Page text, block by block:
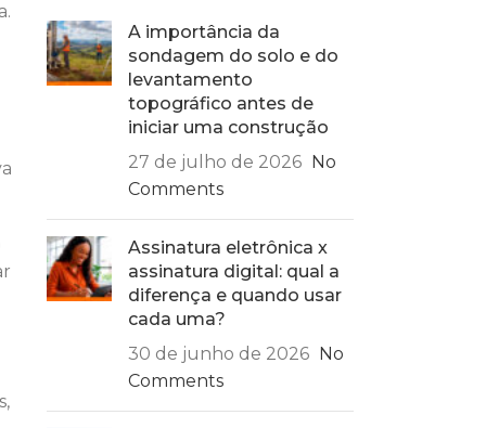
A importância da
sondagem do solo e do
levantamento
topográfico antes de
iniciar uma construção
27 de julho de 2026 No
Comments
Assinatura eletrônica x
assinatura digital: qual a
diferença e quando usar
cada uma?
30 de junho de 2026 No
Comments